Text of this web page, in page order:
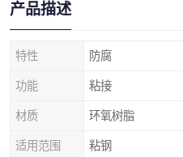
产品描述
特性 防腐
功能 粘接
材质 环氧树脂
适用范围 粘钢